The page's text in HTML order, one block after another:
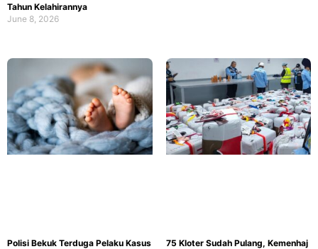
Tahun Kelahirannya
June 8, 2026
Polisi Bekuk Terduga Pelaku Kasus
75 Kloter Sudah Pulang, Kemenhaj